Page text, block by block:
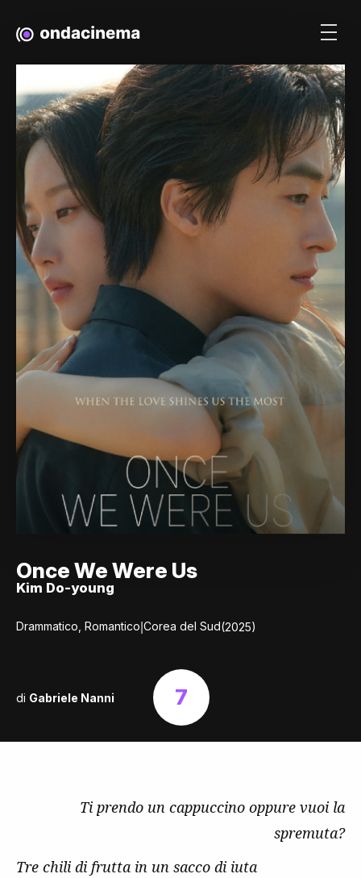
Once We Were Us
Kim Do-young
Drammatico, Romantico|Corea del Sud(2025)
di Gabriele Nanni 7
Ti prendo un cappuccino oppure vuoi la
spremuta?
Tre chili di frutta in un sacco di iuta